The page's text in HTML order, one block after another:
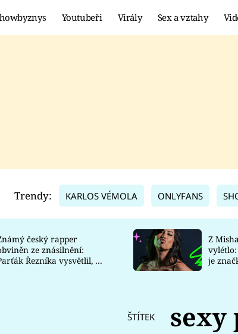
Youtubeři Virály Sex a vztahy
TADEÁŠ KUBĚNKA
DATEL
Trendy: KARLOS VÉMOLA ONLYFANS
český rapper
ze znásilnění:
Řezníka vysvětlil, co
Z
je
ŠTÍTEK sexy